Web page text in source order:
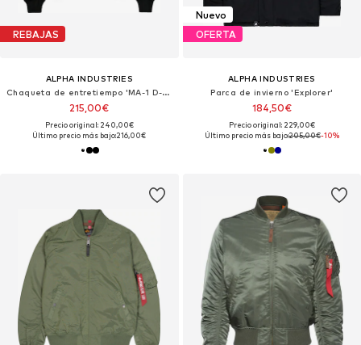
REBAJAS
ALPHA INDUSTRIES
Chaqueta de entretiempo 'MA-1 D-Tec Se'
215,00€
Precio original: 240,00€
Último precio más bajo:216,00€
Nuevo
OFERTA
ALPHA INDUSTRIES
Parca de invierno 'Explorer'
184,50€
Precio original: 229,00€
Último precio más bajo:205,00€-10%